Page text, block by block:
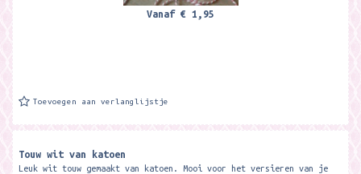
Vanaf € 1,95
Toevoegen aan verlanglijstje
Touw wit van katoen
Leuk wit touw gemaakt van katoen. Mooi voor het versieren van je